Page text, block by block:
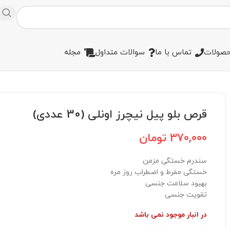
تماس با ما سوالات متداول مجله
قرص بلو پیل نیچرز اونلی (30 عددی)
370,000 تومان
سندرم خستگی مزمن
خستگی مفرط و اضطراب روز مره
بهبود سلامت جنسی
تقویت جنسی
در انبار موجود نمی باشد